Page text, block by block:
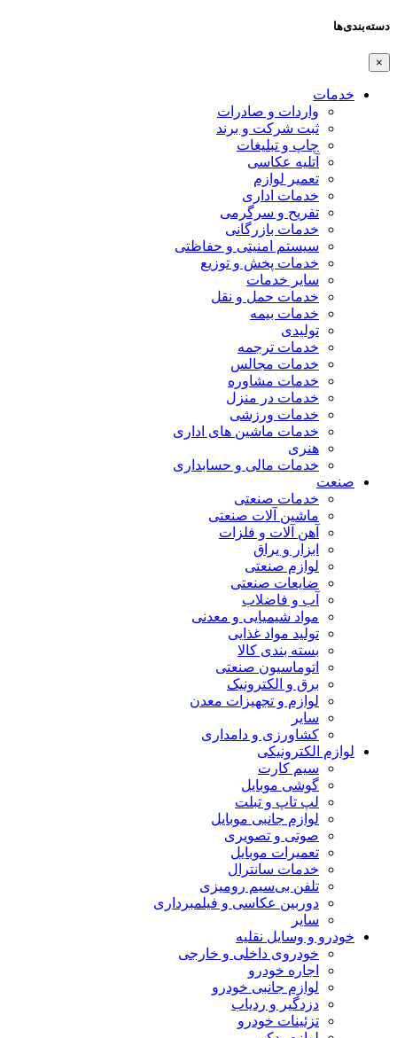
دسته‌بندی‌ها
×
خدمات
واردات و صادرات
ثبت شرکت و برند
چاپ و تبلیغات
آتلیه عکاسی
تعمیر لوازم
خدمات اداری
تفریح و سرگرمی
خدمات بازرگانی
سیستم امنیتی و حفاظتی
خدمات پخش و توزیع
سایر خدمات
خدمات حمل و نقل
خدمات بیمه
تولیدی
خدمات ترجمه
خدمات مجالس
خدمات مشاوره
خدمات در منزل
خدمات ورزشی
خدمات ماشین های اداری
هنری
خدمات مالی و حسابداری
صنعت
خدمات صنعتی
ماشین آلات صنعتی
آهن آلات و فلزات
ابزار و یراق
لوازم صنعتی
ضایعات صنعتی
آب و فاضلاب
مواد شیمیایی و معدنی
تولید مواد غذایی
بسته بندی کالا
اتوماسیون صنعتی
برق و الکترونیک
لوازم و تجهیزات معدن
سایر
کشاورزی و دامداری
لوازم الکترونیکی
سیم کارت
گوشی موبایل
لپ تاپ و تبلت
لوازم جانبی موبایل
صوتی و تصویری
تعمیرات موبایل
خدمات سانترال
تلفن بی‌سیم رومیزی
دوربین عکاسی و فیلمبرداری
سایر
خودرو و وسایل نقلیه
خودروی داخلی و خارجی
اجاره خودرو
لوازم جانبی خودرو
دزدگیر و ردیاب
تزئینات خودرو